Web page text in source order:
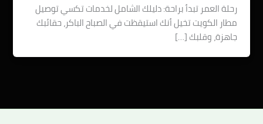
رحلة العمر تبدأ براحة: دليلك الشامل لخدمات تكسي توصيل
مطار الكويت تخيل أنك استيقظت في الصباح الباكر، حقائبك
جاهزة، وقلبك […]